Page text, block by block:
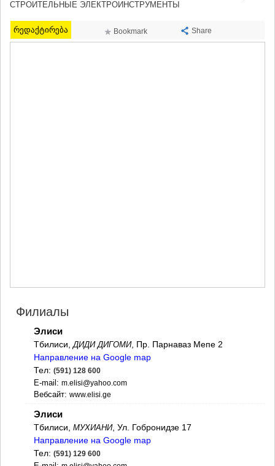
КАХЕТИЯ
АХМЕТА
ГУРДЖААНИ
ДЕДОПЛИСЦКАРО
АБАША
ЗУГДИДИ
МАРТВИЛИ
СЕНАКИ
ХОБИ
АНАКЛИА
ДЖВАРИ
САМЦХЕ-ДЖАВАХЕТИ
СТРОИТЕЛЬНЫЕ ЭЛЕКТРОИНСТРУМЕНТЫ
რედაქტირება Bookmark Share
Филиалы
Элиси
Тбилиси, ДИДИ ДИГОМИ, Пр. Парнаваз Мепе 2
Направление на Google map
Тел: (591) 128 600
E-mail: m.elisi@yahoo.com
Вебсайт: www.elisi.ge
Элиси
Тбилиси, МУХИАНИ, Ул. Гобронидзе 17
Направление на Google map
Тел: (591) 129 600